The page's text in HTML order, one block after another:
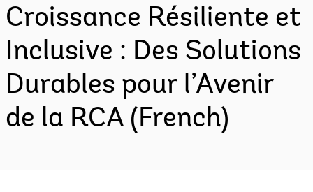
Croissance Résiliente et
Inclusive : Des Solutions
Durables pour l’Avenir
de la RCA (French)